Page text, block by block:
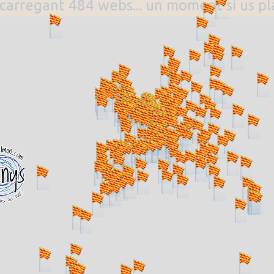
484 webs... un moment si us